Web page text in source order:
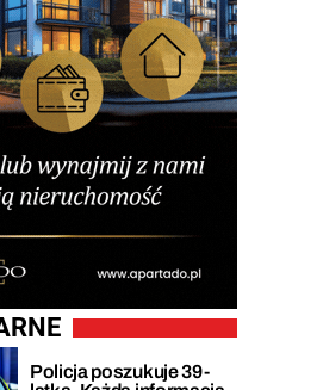
Policja poszukuje 39-